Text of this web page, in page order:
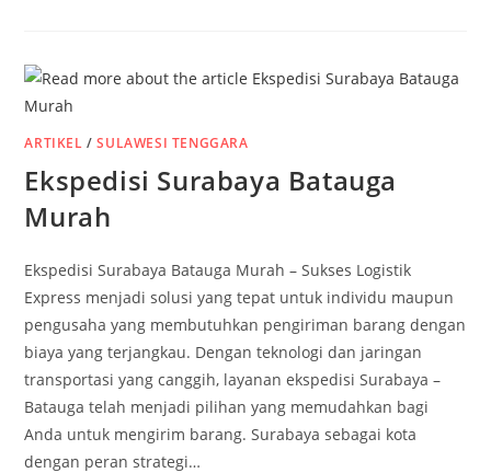
ARTIKEL /SULAWESI TENGGARA
Ekspedisi Surabaya Batauga
Murah
Ekspedisi Surabaya Batauga Murah – Sukses Logistik
Express menjadi solusi yang tepat untuk individu maupun
pengusaha yang membutuhkan pengiriman barang dengan
biaya yang terjangkau. Dengan teknologi dan jaringan
transportasi yang canggih, layanan ekspedisi Surabaya –
Batauga telah menjadi pilihan yang memudahkan bagi
Anda untuk mengirim barang. Surabaya sebagai kota
dengan peran strategi…